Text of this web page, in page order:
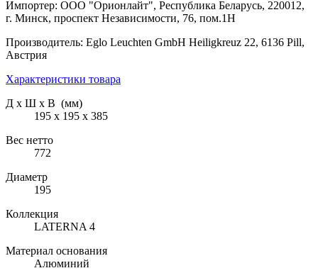
Импортер: ООО "Орионлайт", Республика Беларусь, 220012,
г. Минск, проспект Независимости, 76, пом.1Н
Производитель: Eglo Leuchten GmbH Heiligkreuz 22, 6136 Pill,
Австрия
Характеристики товара
Д х Ш х В (мм)
195 х 195 х 385
Вес нетто
772
Диаметр
195
Коллекция
LATERNA 4
Материал основания
Алюминий